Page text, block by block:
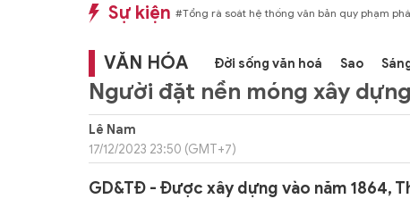
Sự kiện
#Thực học - Thực nghiệp #Tổng rà soát hệ thống văn bản quy phạm
VĂN HÓA Đời sống văn hoá Sao
Người đặt nền móng xây
Lê Nam
17/12/2023 23:50 (GMT+7)
GD&TĐ - Được xây dựng vào năm 1864,